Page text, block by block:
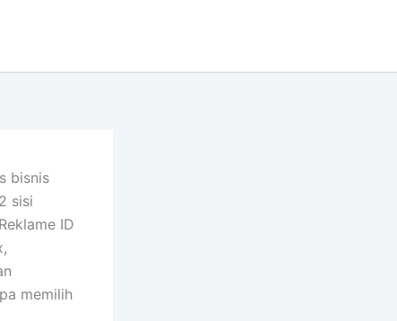
bisnis
sisi
ID
memilih